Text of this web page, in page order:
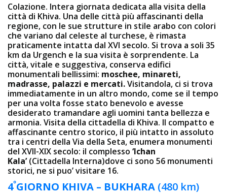
Colazione. Intera giornata dedicata alla visita della
città di Khiva. Una delle città più affascinanti della
regione, con le sue strutture in stile arabo con colori
che variano dal celeste al turchese, è rimasta
praticamente intatta dal XVI secolo. Si trova a soli 35
km da Urgench e la sua visita è sorprendente. La
città, vitale e suggestiva, conserva edifici
monumentali bellissimi: moschee, minareti,
madrasse, palazzi e mercati.Visitandola, ci si trova
immediatamente in un altro mondo, come se il tempo
per una volta fosse stato benevolo e avesse
desiderato tramandare agli uomini tanta bellezza e
armonia. Visita della cittadella di Khiva. Il compatto e
affascinante centro storico, il più intatto in assoluto
tra i centri della Via della Seta, enumera monumenti
del XVII-XIX secolo: il complesso ‘Ichan
Kala’(Cittadella Interna)dove ci sono 56 monumenti
storici, ne si puo’ visitare 16.
4ºGIORNO KHIVA – BUKHARA (480 km)